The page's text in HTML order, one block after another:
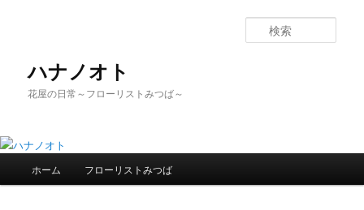
ハナノオト
花屋の日常～フローリストみつば～
索
メ
サ
ホーム フローリストみつば